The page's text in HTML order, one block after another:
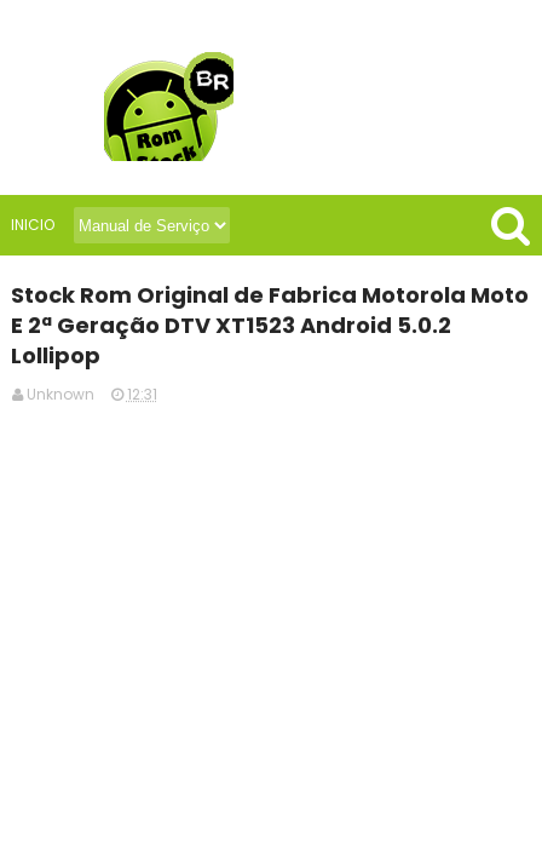
INICIO
Stock Rom Original de Fabrica Motorola Moto
E 2ª Geração DTV XT1523 Android 5.0.2
Lollipop
Unknown 12:31